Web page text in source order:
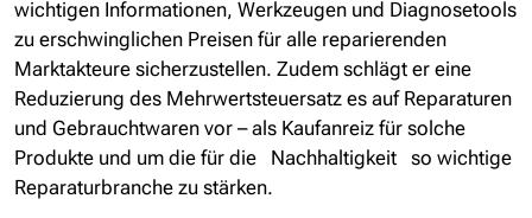
wichtigen Informationen, Werkzeugen und Diagnosetools
zu erschwinglichen Preisen für alle reparierenden
Marktakteure sicherzustellen. Zudem schlägt er eine
Reduzierung des Mehrwertsteuersatz es auf Reparaturen
und Gebrauchtwaren vor – als Kaufanreiz für solche
Produkte und um die für die Nachhaltigkeit so wichtige
Reparaturbranche zu stärken.